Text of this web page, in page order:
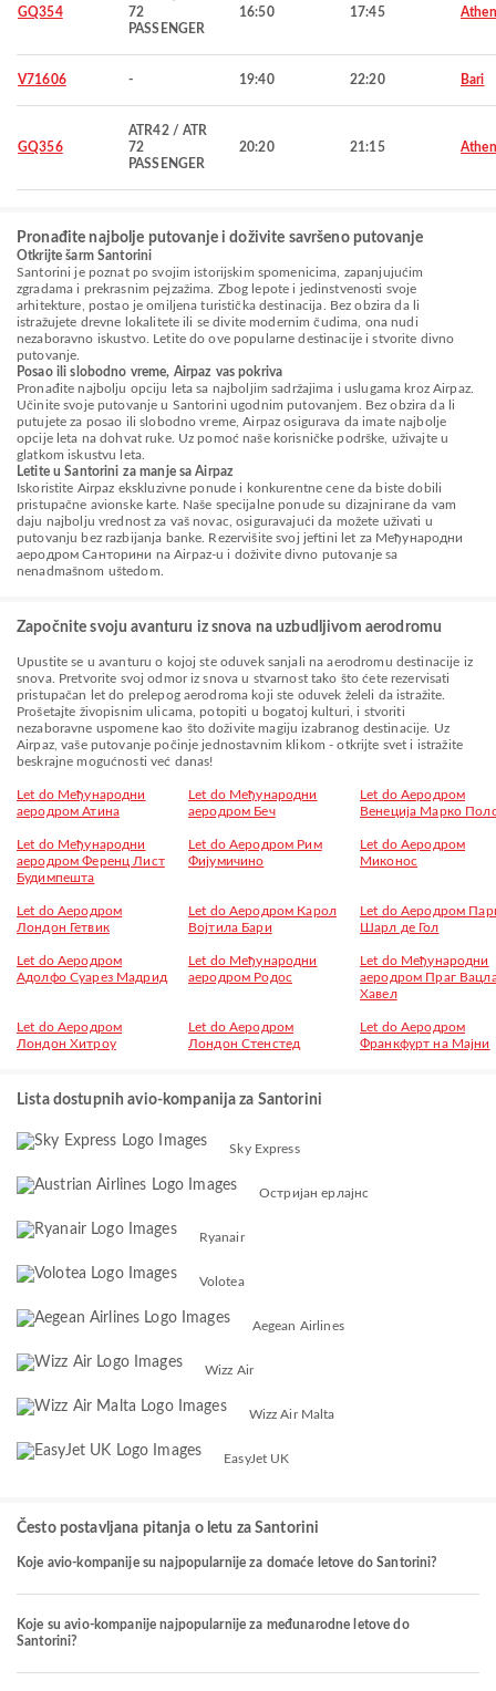
GQ354
72
PASSENGER
16:50 17:45
V71606 - 19:40 22:20 Bari
GQ356
ATR42 / ATR
72
PASSENGER
20:20 21:15
Pronađite najbolje putovanje i doživite savršeno putovanje
Otkrijte šarm Santorini
Santorini je poznat po svojim istorijskim spomenicima, zapanjujućim
zgradama i prekrasnim pejzažima. Zbog lepote i jedinstvenosti svoje
arhitekture, postao je omiljena turistička destinacija. Bez obzira da li
istražujete drevne lokalitete ili se divite modernim čudima, ona nudi
nezaboravno iskustvo. Letite do ove popularne destinacije i stvorite divno
putovanje.
Posao ili slobodno vreme, Airpaz vas pokriva
Pronađite najbolju opciju leta sa najboljim sadržajima i uslugama kroz Airpaz.
Učinite svoje putovanje u Santorini ugodnim putovanjem. Bez obzira da li
putujete za posao ili slobodno vreme, Airpaz osigurava da imate najbolje
opcije leta na dohvat ruke. Uz pomoć naše korisničke podrške, uživajte u
glatkom iskustvu leta.
Letite u Santorini za manje sa Airpaz
Iskoristite Airpaz ekskluzivne ponude i konkurentne cene da biste dobili
pristupačne avionske karte. Naše specijalne ponude su dizajnirane da vam
daju najbolju vrednost za vaš novac, osiguravajući da možete uživati u
putovanju bez razbijanja banke. Rezervišite svoj jeftini let za Међународни
аеродром Санторини na Airpaz-u i doživite divno putovanje sa
nenadmašnom uštedom.
Započnite svoju avanturu iz snova na uzbudljivom aerodromu
Upustite se u avanturu o kojoj ste oduvek sanjali na aerodromu destinacije iz
snova. Pretvorite svoj odmor iz snova u stvarnost tako što ćete rezervisati
pristupačan let do prelepog aerodroma koji ste oduvek želeli da istražite.
Prošetajte živopisnim ulicama, potopiti u bogatoj kulturi, i stvoriti
nezaboravne uspomene kao što doživite magiju izabranog destinacije. Uz
Airpaz, vaše putovanje počinje jednostavnim klikom - otkrijte svet i istražite
beskrajne mogućnosti već danas!
Let do Међународни
аеродром Атина
Let do Међународни
аеродром Беч
Let do Aеродром
Венеција Марко
Let do Међународни
аеродром Ференц Лист
Будимпешта
Let do Аеродром Рим
Фијумичино
Let do Аеродром
Миконос
Let do Аеродром
Лондон Гетвик
Let do Аеродром Карол
Војтила Бари
Let do Aеродром
Шарл де Гол
Let do Аеродром
Адолфо Суарез Мадрид
Let do Међународни
аеродром Родос
Let do Међународни
аеродром Праг
Хавел
Let do Аеродром
Лондон Хитроу
Let do Аеродром
Лондон Стенстед
Let do Aеродром
Франкфурт на Мајни
Lista dostupnih avio-kompanija za Santorini
Sky Express
Остријан ерлајнс
Ryanair
Volotea
Aegean Airlines
Wizz Air
Wizz Air Malta
EasyJet UK
Često postavljana pitanja o letu za Santorini
Koje avio-kompanije su najpopularnije za domaće letove do Santorini?
Koje su avio-kompanije najpopularnije za međunarodne letove do
Santorini?